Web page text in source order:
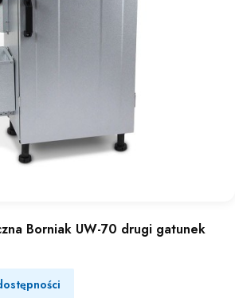
Borniak UW-70 drugi gatunek